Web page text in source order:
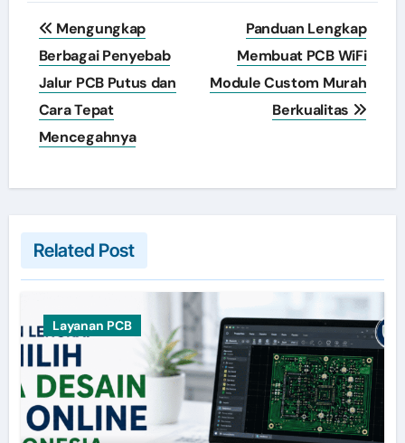
Post
navigation
Mengungkap
Berbagai Penyebab
Jalur PCB Putus dan
Cara Tepat
Mencegahnya
Panduan Lengkap
Membuat PCB WiFi
Module Custom Murah
Berkualitas
Related Post
Layanan PCB